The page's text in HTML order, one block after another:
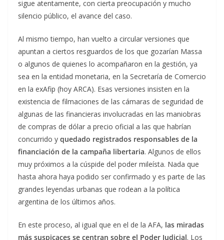
sigue atentamente, con cierta preocupación y mucho
silencio público, el avance del caso.
Al mismo tiempo, han vuelto a circular versiones que
apuntan a ciertos resguardos de los que gozarían Massa
o algunos de quienes lo acompañaron en la gestión, ya
sea en la entidad monetaria, en la Secretaría de Comercio
en la exAfip (hoy ARCA). Esas versiones insisten en la
existencia de filmaciones de las cámaras de seguridad de
algunas de las financieras involucradas en las maniobras
de compras de dólar a precio oficial a las que habrían
concurrido y quedado registrados responsables de la
financiación de la campaña libertaria. Algunos de ellos
muy próximos a la cúspide del poder mileísta. Nada que
hasta ahora haya podido ser confirmado y es parte de las
grandes leyendas urbanas que rodean a la política
argentina de los últimos años.
En este proceso, al igual que en el de la AFA, las miradas
más suspicaces se centran sobre el Poder Judicial. Los